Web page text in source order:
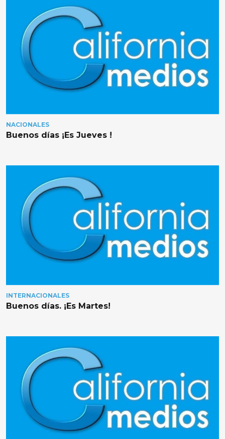
NACIONALES
Buenos días ¡Es Jueves !
INTERNACIONALES
Buenos días. ¡Es Martes!